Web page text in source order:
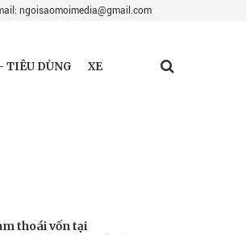
ngoisaomoimedia@gmail.com
TIÊU DÙNG XE
thoái vốn tại